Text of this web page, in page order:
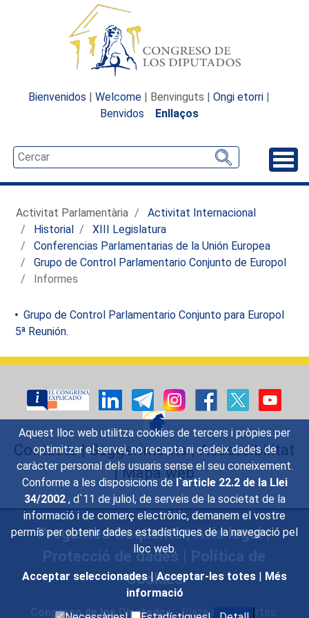
Aquest lloc web utilitza cookies de tercers i pròpies per
optimitzar el servei, no recapta ni cedeix dades de
caràcter personal dels usuaris sense el seu coneixement.
Conforme a les disposicions del`article 22.2 de la Llei
34/2002 , d`11 de juliol, de serveis de la societat de la
informació i de comerç electrònic, demanem el vostre
permís per obtenir dades estadístiques de la navegació pel
lloc web.
Acceptar seleccionades | Acceptar-les totes | Més
informació
Bienvenidos | Welcome | Benvinguts | Ongi etorri |
Benvidos
Enllaços
Activitat Parlamentària
Activitat Internacional
Historial
XIII Legislatura
Conferencias Parlamentarias de la Unión Europea
Grupo de Control Parlamentario Conjunto de Europol
Informes
Grupo de Control Parlamentario Conjunto para Europol
5ª Reunión.
Contacte|Suggeriments|Accessibilitat
|Mapa web
Preguntes freqüents|Avís legal|
Protecció de dades
Cookies
Congreso de los Diputados- Plaza de las Cortes,